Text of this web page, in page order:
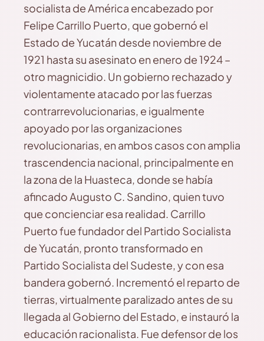
socialista de América encabezado por
Felipe Carrillo Puerto, que gobernó el
Estado de Yucatán desde noviembre de
1921 hasta su asesinato en enero de 1924 –
otro magnicidio. Un gobierno rechazado y
violentamente atacado por las fuerzas
contrarrevolucionarias, e igualmente
apoyado por las organizaciones
revolucionarias, en ambos casos con amplia
trascendencia nacional, principalmente en
la zona de la Huasteca, donde se había
afincado Augusto C. Sandino, quien tuvo
que concienciar esa realidad. Carrillo
Puerto fue fundador del Partido Socialista
de Yucatán, pronto transformado en
Partido Socialista del Sudeste, y con esa
bandera gobernó. Incrementó el reparto de
tierras, virtualmente paralizado antes de su
llegada al Gobierno del Estado, e instauró la
educación racionalista. Fue defensor de los